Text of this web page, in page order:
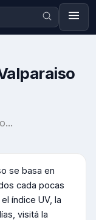
se basa en
cada pocas
índice UV, la
visitá la